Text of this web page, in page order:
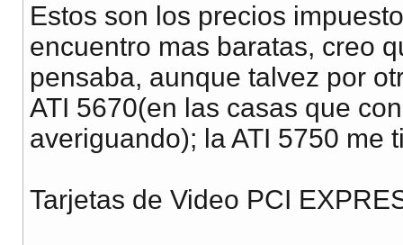
Estos son los precios
encuentro mas baratas, creo
pensaba, aunque talvez por
ATI 5670(en las casas que
averiguando); la ATI 5750 me
Tarjetas de Video PCI